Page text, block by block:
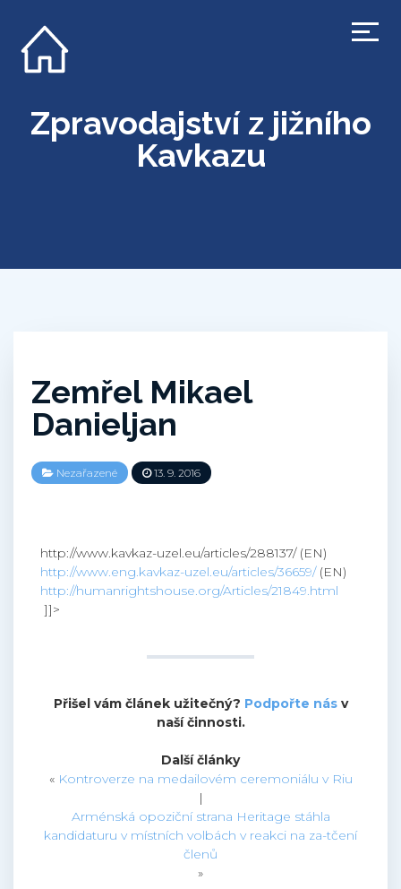
Zpravodajství z jižního
Kavkazu
Zemřel Mikael
Danieljan
Nezařazené 13. 9. 2016
http://www.kavkaz-uzel.eu/articles/288137/ (EN)
http://www.eng.kavkaz-uzel.eu/articles/36659/(EN)
http://humanrightshouse.org/Articles/21849.html
]]>
Přišel vám článek užitečný? Podpořte násv
naší činnosti.
Další články
« Kontroverze na medailovém ceremoniálu v Riu
|
Arménská opoziční strana Heritage stáhla
kandidaturu v místních volbách v reakci na za-tčení
členů
»